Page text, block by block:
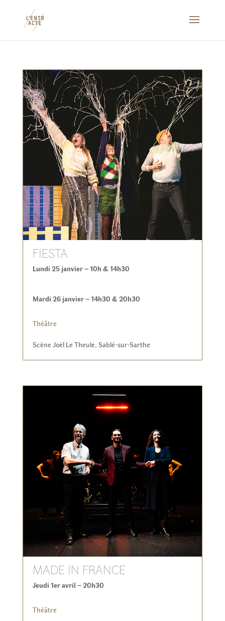
FIESTA
Lundi 25 janvier – 10h & 14h30
Mardi 26 janvier – 14h30 & 20h30
Théâtre
Scène Joël Le Theule, Sablé-sur-Sarthe
MADE IN FRANCE
Jeudi 1er avril – 20h30
Théâtre